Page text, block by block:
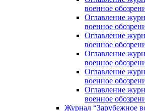
военное
Оглавление
военное
Оглавление
военное
Оглавление
военное
Оглавление
военное
Оглавление
военное
Журнал “Зарубежное